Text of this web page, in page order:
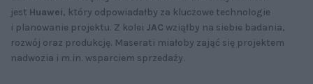
jest Huawei, który odpowiadałby za kluczowe technologie
i planowanie projektu. Z kolei JAC wziąłby na siebie badania,
rozwój oraz produkcję. Maserati miałoby zająć się projektem
nadwozia i m.in. wsparciem sprzedaży.